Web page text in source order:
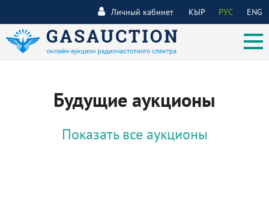
КЫР РУС ENG
Личный кабинет
Будущие аукционы
Показать все аукционы